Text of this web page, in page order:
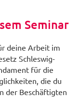
Seminar
deine Arbeit im
Schleswig-
für die
die du
der Beschäftigten